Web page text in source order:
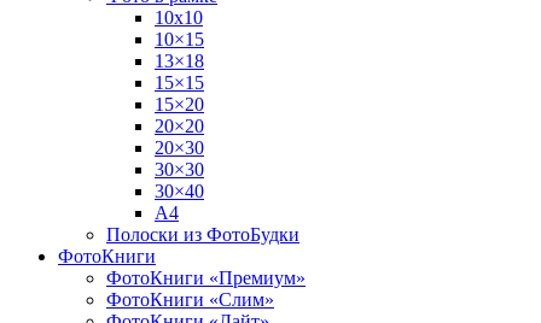
10х10
10×15
13×18
15×15
15×20
20×20
20×30
30×30
30×40
A4
Полоски из ФотоБудки
ФотоКниги
ФотоКниги «Премиум»
ФотоКниги «Слим»